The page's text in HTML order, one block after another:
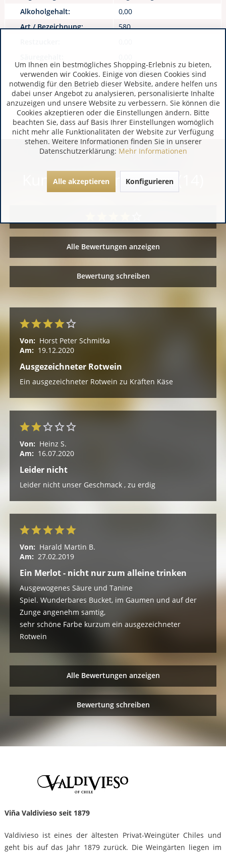
Alkoholgehalt:
0,00
Art / Bezeichnung:
580
Hersteller / Importeur:
WeingutViña Valdivieso
CL Lontué
www.valdiviesovineyard.com
Kundenbewertungen (14)
Alle Bewertungen anzeigen
Bewertung schreiben
Von: Horst Peter Schmitka
Am: 19.12.2020
Ausgezeichneter Rotwein
Ein ausgezeichneter Rotwein zu Kräften Käse
Von: Heinz S.
Am: 16.07.2020
Leider nicht
Leider nicht unser Geschmack , zu erdig
Von: Harald Martin B.
Am: 27.02.2019
Ein Merlot - nicht nur zum alleine trinken
Ausgewogenes Säure und Tanine
Spiel. Wunderbares Bucket, im Gaumen und auf der
Zunge angenehm samtig,
sehr schöne Farbe kurzum ein ausgezeichneter
Rotwein
Alle Bewertungen anzeigen
Bewertung schreiben
Viña Valdivieso seit 1879
Valdivieso ist eines der ältesten Privat-Weingüter Chiles und
geht bis auf das Jahr 1879 zurück. Die Weingärten liegen im
Um Ihnen ein bestmögliches Shopping-Erlebnis zu bieten,
verwenden wir Cookies. Einige von diesen Cookies sind
notwendig für den Betrieb dieser Website, andere helfen uns
dabei unser Angebot zu analysieren, personalisierte Inhalte
anzuzeigen und unsere Website zu verbessern. Sie können die
Cookies akzeptieren oder die Einstellungen ändern. Bitte
beachten Sie, dass auf Basis Ihrer Einstellungen womöglich
nicht mehr alle Funktionalitäten der Website zur Verfügung
stehen. Weitere Informationen finden Sie in unserer
Datenschutzerklärung: Mehr Informationen
Alle akzeptieren Konfigurieren